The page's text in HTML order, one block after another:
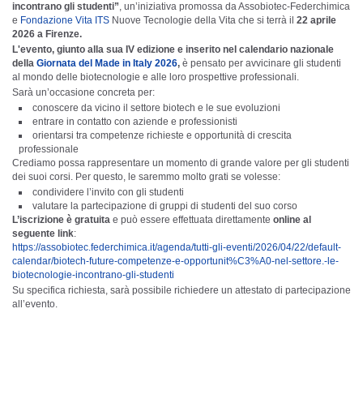
incontrano gli studenti”, un’iniziativa promossa da Assobiotec-Federchimica
e Fondazione Vita ITS Nuove Tecnologie della Vita che si terrà il 22 aprile
2026 a Firenze.
L'evento, giunto alla sua IV edizione e inserito nel calendario nazionale
della Giornata del Made in Italy 2026, è pensato per avvicinare gli studenti
al mondo delle biotecnologie e alle loro prospettive professionali.
Sarà un’occasione concreta per:
conoscere da vicino il settore biotech e le sue evoluzioni
entrare in contatto con aziende e professionisti
orientarsi tra competenze richieste e opportunità di crescita
professionale
Crediamo possa rappresentare un momento di grande valore per gli studenti
dei suoi corsi. Per questo, le saremmo molto grati se volesse:
condividere l’invito con gli studenti
valutare la partecipazione di gruppi di studenti del suo corso
L’iscrizione è gratuita e può essere effettuata direttamente online al
seguente link:
https://assobiotec.federchimica.it/agenda/tutti-gli-eventi/2026/04/22/default-
calendar/biotech-future-competenze-e-opportunit%C3%A0-nel-settore.-le-
biotecnologie-incontrano-gli-studenti
Su specifica richiesta, sarà possibile richiedere un attestato di partecipazione
all’evento.